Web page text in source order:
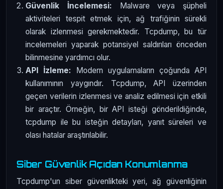
Güvenlik İncelemesi: Malware veya şüpheli
aktiviteleri tespit etmek için, ağ trafiğinin sürekli
olarak izlenmesi gerekmektedir. Tcpdump, bu tür
incelemeleri yaparak potansiyel saldırıları önceden
bilinmesine yardımcı olur.
API İzleme: Modern uygulamaların çoğunda API
kullanımının yaygındır. Tcpdump, API üzerinden
geçen verilerin izlenmesi ve analiz edilmesi için etkili
bir araçtır. Örneğin, bir API isteği gönderildiğinde,
tcpdump ile bu isteğin detayları, yanıt süreleri ve
olası hatalar araştırılabilir.
Siber Güvenlik Açıdan Konumlanma
Tcpdump'un siber güvenlikteki yeri, ağ güvenliğinin